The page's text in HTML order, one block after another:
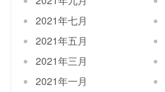
2021年七月
2021年五月
2021年三月
2021年一月